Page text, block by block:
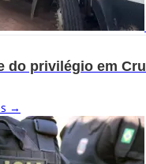
do privilégio em
→